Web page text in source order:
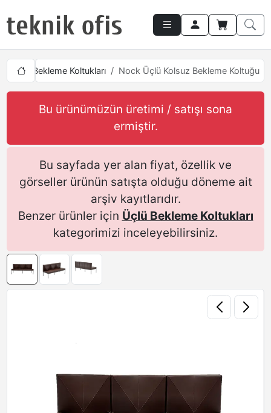
Üçlü Bekleme Koltukları Nock Üçlü Kolsuz Bekleme Koltuğu
Bu ürünümüzün üretimi / satışı sona
ermiştir.
Bu sayfada yer alan fiyat, özellik ve
görseller ürünün satışta olduğu döneme ait
arşiv kayıtlarıdır.
Benzer ürünler için Üçlü Bekleme Koltukları
kategorimizi inceleyebilirsiniz.